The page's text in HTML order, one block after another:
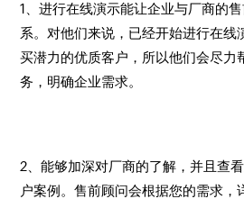
1、进行在线演示能让企业与厂商的
系。对他们来说，已经开始进行在线
买潜力的优质客户，所以他们会尽力
务，明确企业需求。
2、能够加深对厂商的了解，并且查
户案例。售前顾问会根据您的需求，